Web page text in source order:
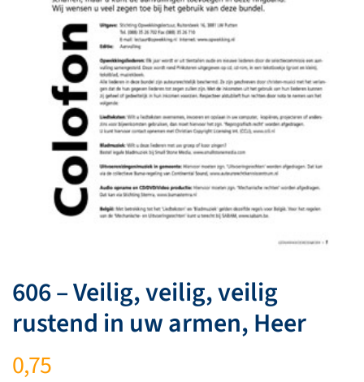
606 – Veilig, veilig, veilig
rustend in uw armen, Heer
0,75